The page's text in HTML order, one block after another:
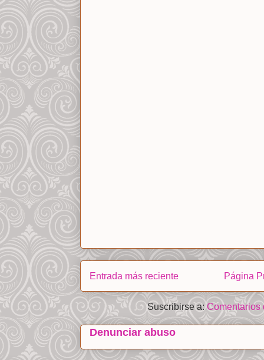
Entrada más reciente Página
Suscribirse a:Comentarios
Denunciar abuso